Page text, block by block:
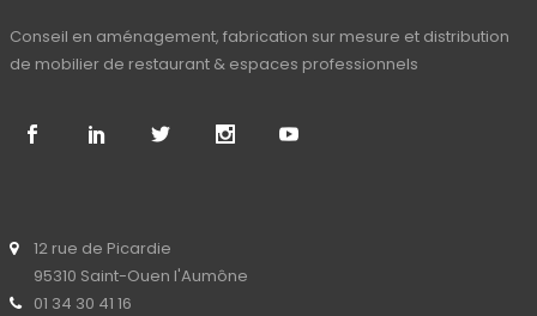
Conseil en aménagement, fabrication sur mesure et distribution
de mobilier de restaurant & espaces professionnels
12 rue de Picardie
95310 Saint-Ouen l'Aumône
01 34 30 41 16